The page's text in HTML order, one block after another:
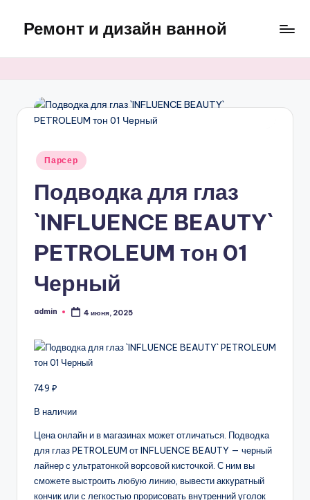
Перейти
содержимому
Ремонт и дизайн ванной
практичные
интерьерные
решения
Опубликовано
Парсер
Подводка для глаз
`INFLUENCE BEAUTY`
PETROLEUM тон 01
Черный
Запись
admin 4 июня, 2025
749 ₽
В наличии
Цена онлайн и в магазинах может отличаться. Подводка
для глаз PETROLEUM от INFLUENCE BEAUTY — черный
лайнер с ультратонкой ворсовой кисточкой. С ним вы
сможете выстроить любую линию, вывести аккуратный
кончик или с легкостью прорисовать внутренний уголок